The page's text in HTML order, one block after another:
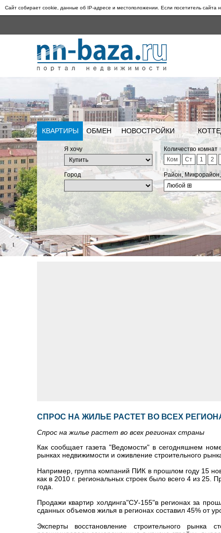
Сайт собирает cookie, данные об IP-адресе и местоположении. Если посетитель сайта
КВАРТИРЫ ОБМЕН НОВОСТРОЙКИ
Я хочу
Количество комнат
Ком
Ст 1 2
Город
Район,
Любой ⊞
СПРОС НА ЖИЛЬЕ РАСТЕТ ВО ВСЕХ
Спрос на жилье растет во всех регионах страны
Как сообщает газета "Ведомости" в сегодняшнем
рынках недвижимости и оживление строительного
Например, группа компаний ПИК в прошлом году 15
как в 2010 г. региональных строек было всего 4 из
года.
Продажи квартир холдинга"СУ-155"в регионах за
сданных объемов жилья в регионах составил 45% от
Эксперты восстановление строительного рынка